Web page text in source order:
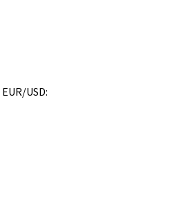
EUR/USD: